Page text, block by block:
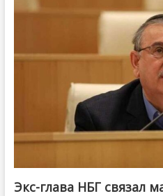
Экс-глава НБГ связал